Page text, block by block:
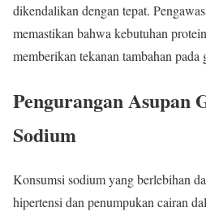
dikendalikan dengan tepat.
memastikan bahwa kebutuhan
memberikan tekanan tambahan pada
Pengurangan Asupan
Sodium
Konsumsi sodium yang berlebihan
hipertensi dan penumpukan cairan